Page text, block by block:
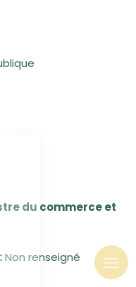
du commerce et
Non renseigné